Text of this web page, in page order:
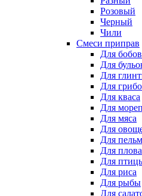
Розовый
Черный
Чили
Смеси приправ
Для
Для
Для
Для
Для кваса
Для
Для мяса
Для
Для
Для плова
Для
Для риса
Для рыбы
Для